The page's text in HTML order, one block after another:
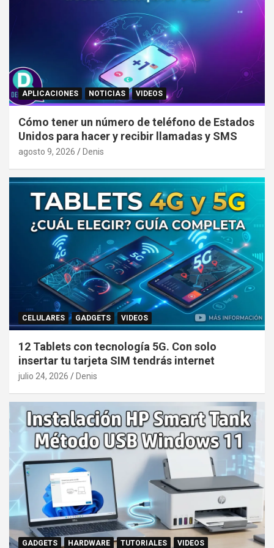
APLICACIONES NOTICIAS VIDEOS
Cómo tener un número de teléfono de Estados
Unidos para hacer y recibir llamadas y SMS
agosto 9, 2026 Denis
CELULARES GADGETS VIDEOS
12 Tablets con tecnología 5G. Con solo
insertar tu tarjeta SIM tendrás internet
julio 24, 2026 Denis
GADGETS HARDWARE TUTORIALES VIDEOS